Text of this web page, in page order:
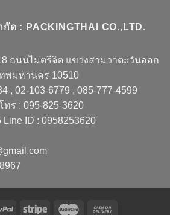
ด : PACKINGTHAI CO.,LTD.
ถนนไมตรีจิต แขวงสามวาตะวันออก
พมหานคร 10510
, 02-103-6779 , 085-777-4599
ร : 095-825-3620
Line ID : 0958253620